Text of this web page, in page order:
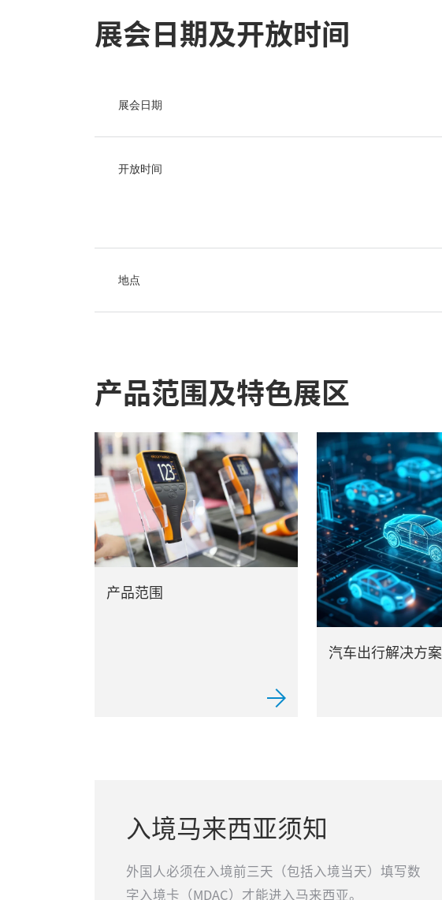
展会日期及开放时间
展会日期
开放时间
地点
产品范围及特色展区
产品范围
汽车出行解决方案
入境马来西亚须知
外国人必须在入境前三天（包括入境当天）填写数
字入境卡（MDAC）才能进入马来西亚。